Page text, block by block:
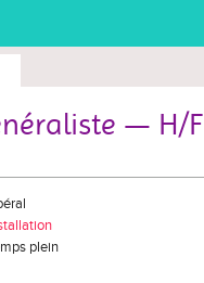
— H/F
plein